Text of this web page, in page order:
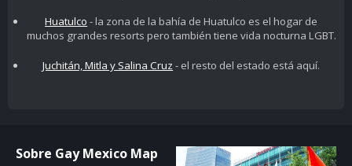
Huatulco - la zona de la bahía de Huatulco es el hogar de
muchos grandes resorts pero también tiene vida nocturna LGBT.
Juchitán, Mitla y Salina Cruz - el resto del estado está aquí.
Sobre Gay Mexico Map